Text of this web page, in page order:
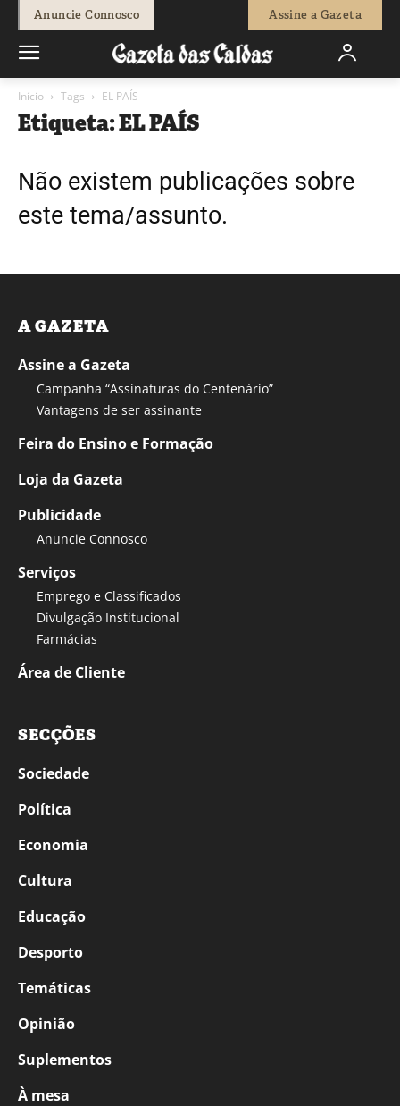
Anuncie Connosco Assine a Gazeta
Início Tags EL PAÍS
Etiqueta: EL PAÍS
Não existem publicações sobre
este tema/assunto.
A GAZETA
Assine a Gazeta
Campanha “Assinaturas do Centenário”
Vantagens de ser assinante
Feira do Ensino e Formação
Loja da Gazeta
Publicidade
Anuncie Connosco
Serviços
Emprego e Classificados
Divulgação Institucional
Farmácias
Área de Cliente
SECÇÕES
Sociedade
Política
Economia
Cultura
Educação
Desporto
Temáticas
Opinião
Suplementos
À mesa